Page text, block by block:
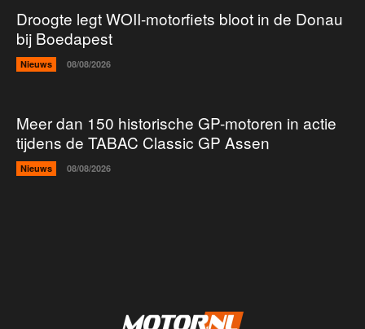
Droogte legt WOII-motorfiets bloot in de Donau
bij Boedapest
Nieuws 08/08/2026
Meer dan 150 historische GP-motoren in actie
tijdens de TABAC Classic GP Assen
Nieuws 08/08/2026